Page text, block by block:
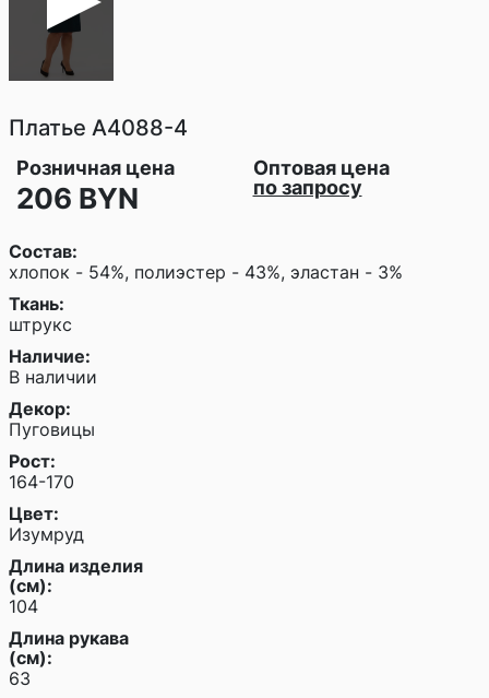
Платье A4088-4
Розничная цена
206 BYN
Оптовая цена
по запросу
Состав:
хлопок - 54%, полиэстер - 43%, эластан - 3%
Ткань:
штрукс
Наличие:
В наличии
Декор:
Пуговицы
Рост:
164-170
Цвет:
Изумруд
Длина изделия
(см):
104
Длина рукава
(см):
63